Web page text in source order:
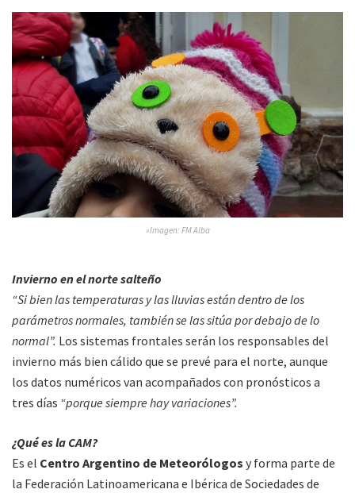
»Imagen: FM Alba
Invierno en el norte salteño
“Si bien las temperaturas y las lluvias están dentro de los
parámetros normales, también se las sitúa por debajo de lo
normal”. Los sistemas frontales serán los responsables del
invierno más bien cálido que se prevé para el norte, aunque
los datos numéricos van acompañados con pronósticos a
tres días “porque siempre hay variaciones”.
¿Qué es la CAM?
Es el Centro Argentino de Meteorólogos y forma parte de
la Federación Latinoamericana e Ibérica de Sociedades de